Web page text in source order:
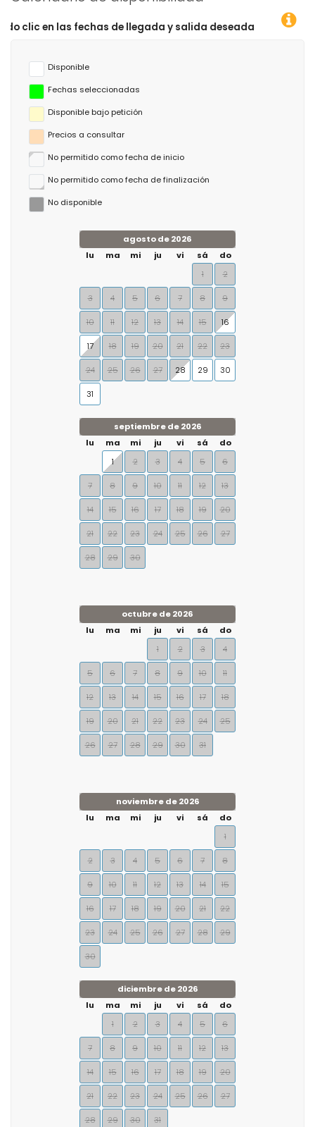
de llegada y salida deseadas!
Disponible
Fechas seleccionadas
Disponible bajo petición
Precios a consultar
No permitido como fecha de inicio
No permitido como fecha de finalización
No disponible
agosto de 2026
lu
ma mi ju vi sá
do
1
2
3 4 5 6 7 8 9
10 11 12 13 14 15 16
17 18 19 20 21 22 23
24 25 26 27 28 29 30
31
septiembre de 2026
lu
ma mi ju vi sá
do
1
2 3 4 5 6
7 8 9 10 11 12 13
14 15 16 17 18 19 20
21 22 23 24 25 26 27
28 29 30
octubre de 2026
lu
ma mi ju vi sá
do
1
2 3 4
5 6 7 8 9 10 11
12 13 14 15 16 17 18
19 20 21 22 23 24 25
26 27 28 29 30 31
noviembre de 2026
lu
ma mi ju vi sá
do
1
2 3 4 5 6 7 8
9 10 11 12 13 14 15
16 17 18 19 20 21 22
23 24 25 26 27 28 29
30
diciembre de 2026
lu
ma mi ju vi sá
do
1
2 3 4 5 6
7 8 9 10 11 12 13
14 15 16 17 18 19 20
21 22 23 24 25 26 27
28 29 30 31